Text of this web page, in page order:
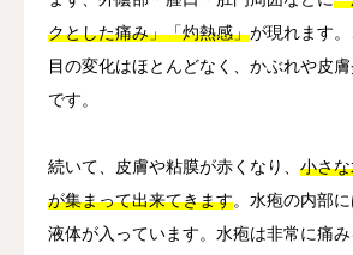
クとした痛み」「灼熱感」が現れます
目の変化はほとんどなく、かぶれや皮
です。
続いて、皮膚や粘膜が赤くなり、 小さ
が集まって出来てきます。水疱の内部
液体が入っています。水疱は非常に痛